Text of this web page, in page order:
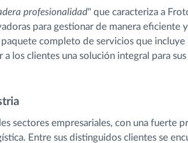
profesionalidad" que caracteriza a
para gestionar de manera eficiente
completo de servicios que incluye
los clientes una solución integral para
sectores empresariales, con una fuerte
Entre sus distinguidos clientes se